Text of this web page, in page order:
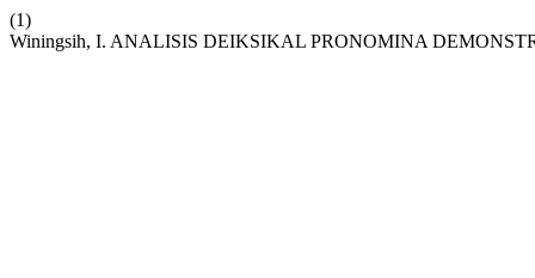
(1)
Winingsih, I. ANALISIS DEIKSIKAL PRONOMINA